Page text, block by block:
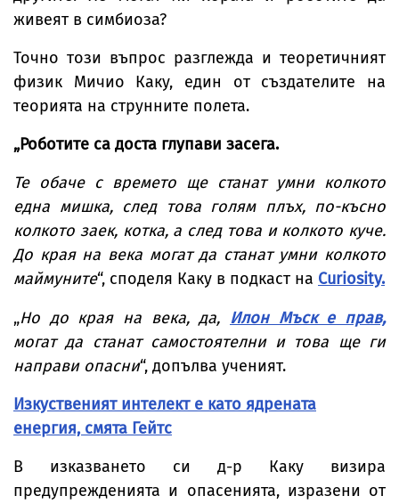
живеят в симбиоза?
Точно този въпрос разглежда и теоретичният
физик Мичио Каку, един от създателите на
теорията на струнните полета.
„Роботите са доста глупави засега.
Те обаче с времето ще станат умни колкото
една мишка, след това голям плъх, по-късно
колкото заек, котка, а след това и колкото куче.
До края на века могат да станат умни колкото
маймуните“, споделя Каку в подкаст на Curiosity.
„Но до края на века, да, Илон Мъск е прав,
могат да станат самостоятелни и това ще ги
направи опасни“, допълва ученият.
Изкуственият интелект е като ядрената
енергия, смята Гейтс
В изказването си д-р Каку визира
предупрежденията и опасенията, изразени от